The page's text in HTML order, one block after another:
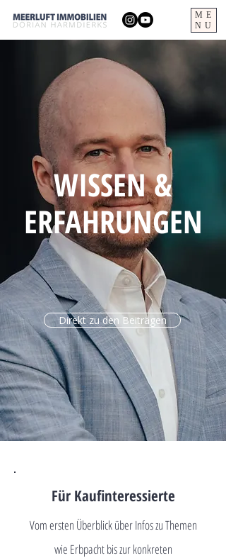
ME
NU
WISSEN &
ERFAHRUNGEN
Direkt zu den Beiträgen
Für Kaufinteressierte
Vom ersten Überblick über Infos zu Themen
wie Erbpacht bis zur konkreten